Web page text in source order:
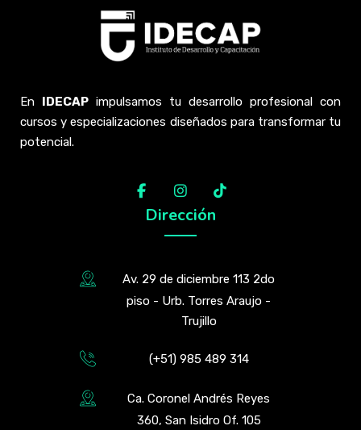
En IDECAP impulsamos tu desarrollo profesional con
cursos y especializaciones diseñados para transformar tu
potencial.
Dirección
Av. 29 de diciembre 113 2do
piso - Urb. Torres Araujo -
Trujillo
(+51) 985 489 314
Ca. Coronel Andrés Reyes
360, San Isidro Of. 105